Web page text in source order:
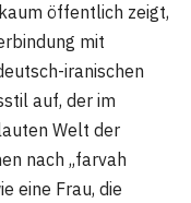
öffentlich zeigt,
mit
iranischen
auf, der im
Welt der
nach „farvah
eine Frau, die